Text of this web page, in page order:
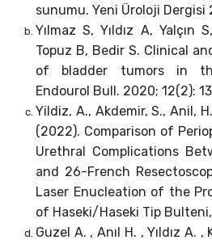
sunumu. Yeni Üroloji Dergisi
Yılmaz S, Yıldız A, Yalçın
Topuz B, Bedir S. Clinical
of bladder tumors in
Endourol Bull. 2020; 12(2):
Yildiz, A., Akdemir, S., Anil,
(2022). Comparison of
Urethral Complications
and 26-French
Laser Enucleation of the
of Haseki/Haseki Tip
Guzel A. , Anıl H. , Yıldız A. ,